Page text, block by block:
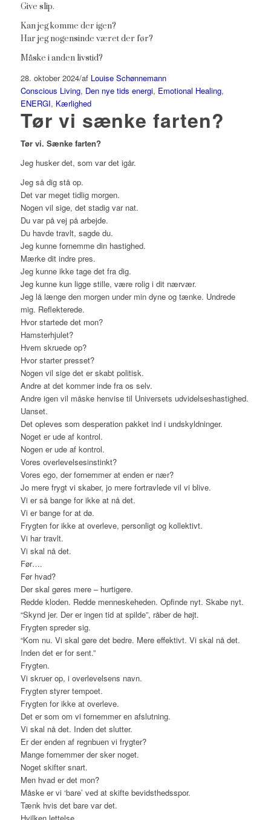
Give slip.
Kan jeg komme der igen?
Har jeg nogensinde været der før?
Måske i anden livstid?
28. oktober 2024/af Louise Schønnemann
Conscious Living, Den nye tids energi, Emotional Healing,
ENERGI, Kærlighed
Tør vi sænke farten?
Tør vi. Sænke farten?
Jeg husker det, som var det igår.
Jeg så dig stå op.
Det var meget tidlig morgen.
Nogen vil sige, det stadig var nat.
Du var på vej på arbejde.
Du havde travlt, sagde du.
Jeg kunne fornemme din hastighed.
Mærke dit indre pres.
Jeg kunne ikke tage det fra dig.
Jeg kunne kun ligge stille, være rolig i dit nærvær.
Jeg lå længe den morgen under min dyne og tænke. Undrede
mig. Reflekterede.
Hvor startede det mon?
Hamsterhjulet?
Hvem skruede op?
Hvor starter presset?
Nogen vil sige det er skabt politisk.
Andre at det kommer inde fra os selv.
Andre igen vil måske henvise til Universets udvidelseshastighed.
Uanset.
Det opleves som desperation pakket ind i undskyldninger.
Noget er ude af kontrol.
Nogen er ude af kontrol.
Vores overlevelsesinstinkt?
Vores ego, der fornemmer at enden er nær?
Jo mere frygt vi skaber, jo mere fortravlede vil vi blive.
Vi er så bange for ikke at nå det.
Vi er bange for at dø.
Frygten for ikke at overleve, personligt og kollektivt.
Vi har travlt.
Vi skal nå det.
Før….
Før hvad?
Der skal gøres mere – hurtigere.
Redde kloden. Redde menneskeheden. Opfinde nyt. Skabe nyt.
“Skynd jer. Der er ingen tid at spilde”, råber de højt.
Frygten spreder sig.
“Kom nu. Vi skal gøre det bedre. Mere effektivt. Vi skal nå det.
Inden det er for sent.”
Frygten.
Vi skruer op, i overlevelsens navn.
Frygten styrer tempoet.
Frygten for ikke at overleve.
Det er som om vi fornemmer en afslutning.
Vi skal nå det. Inden det slutter.
Er der enden af regnbuen vi frygter?
Mange fornemmer der sker noget.
Noget skifter snart.
Men hvad er det mon?
Måske er vi ‘bare’ ved at skifte bevidsthedsspor.
Tænk hvis det bare var det.